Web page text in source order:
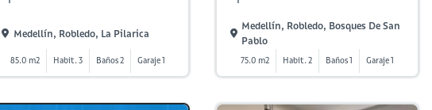
Medellín, Robledo, La Pilarica
85.0 m2 Habit. 3 Baños 2 Garaje 1
Medellín, Robledo, Bosques De San
Pablo
75.0 m2 Habit. 2 Baños 1 Garaje 1